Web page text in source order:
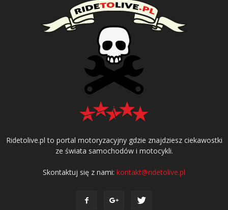
Ridetolive.pl to portal motoryzacyjny gdzie znajdziesz ciekawostki
ze świata samochodów i motocykli.
Skontaktuj się z nami: kontakt@ridetolive.pl